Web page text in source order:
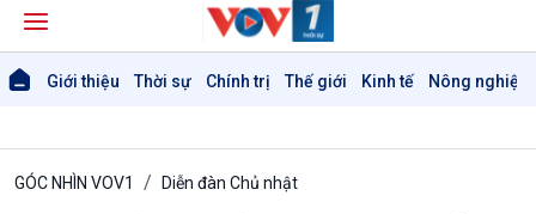
Giới thiệu Thời sự Chính trị Thế giới Kinh tế Nông nghiệp
GÓC NHÌN VOV1 Diễn đàn Chủ nhật